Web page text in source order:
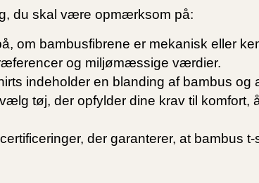
du skal være opmærksom på:
om bambusfibrene er mekanisk eller
og miljømæssige værdier.
indeholder en blanding af bambus og
tøj, der opfylder dine krav til komfort,
der garanterer, at bambus